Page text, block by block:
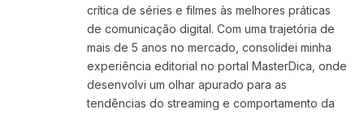
crítica de séries e filmes às melhores práticas
de comunicação digital. Com uma trajetória de
mais de 5 anos no mercado, consolidei minha
experiência editorial no portal MasterDica, onde
desenvolvi um olhar apurado para as
tendências do streaming e comportamento da